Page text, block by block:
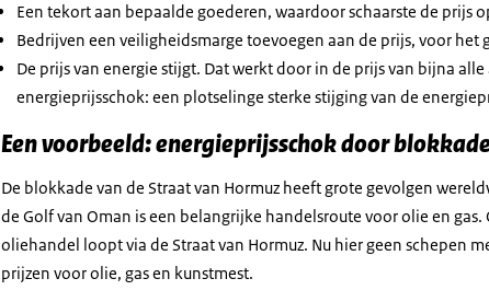
Een tekort aan bepaalde goederen, waardoor schaarste de prijs
Bedrijven een veiligheidsmarge toevoegen aan de prijs, voor
De prijs van energie stijgt. Dat werkt door in de prijs van bijna
energieprijsschok: een plotselinge sterke stijging van de
Een voorbeeld: energieprijsschok door
De blokkade van de Straat van Hormuz heeft grote gevolgen
de Golf van Oman is een belangrijke handelsroute voor olie en
oliehandel loopt via de Straat van Hormuz. Nu hier geen schepen
prijzen voor olie, gas en kunstmest.